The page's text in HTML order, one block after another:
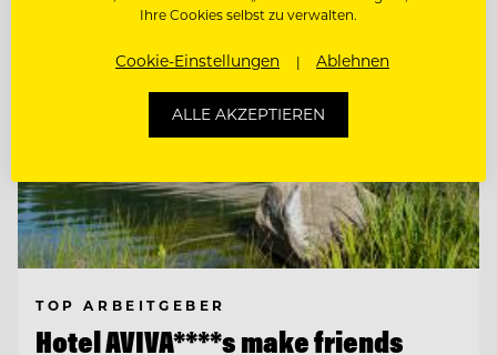
TOP ARBEITGEBER
Hotel AVIVA****s make friends
Ihre Cookies selbst zu verwalten.
Cookie-Einstellungen Ablehnen
ALLE AKZEPTIEREN